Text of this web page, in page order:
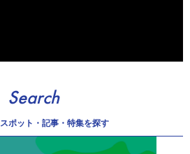
Search
スポット・記事・特集を探す